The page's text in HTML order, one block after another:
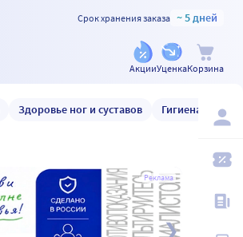
Срок хранения заказа ~ 5 дней
АкцииУценкаКорзина
Здоровье ног и суставов Гигиена и уход
Реклама